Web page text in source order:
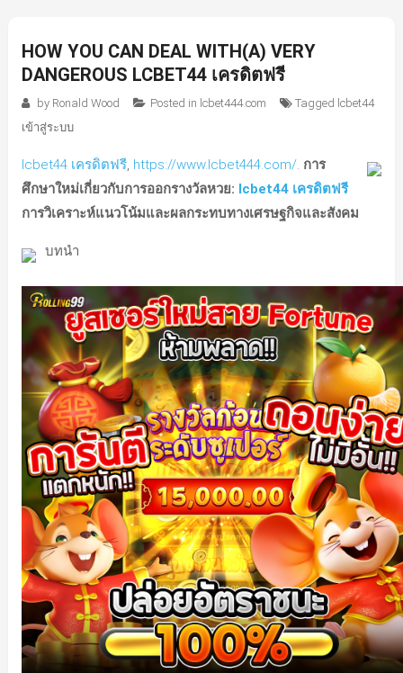
HOW YOU CAN DEAL WITH(A) VERY
DANGEROUS LCBET44 เครดิตฟรี
by Ronald Wood Posted in lcbet444.com Tagged lcbet44
เข้าสู่ระบบ
lcbet44 เครดิตฟรี, https://www.lcbet444.com/. การ
ศึกษาใหม่เกี่ยวกับการออกรางวัลหวย: lcbet44 เครดิตฟรี
การวิเคราะห์แนวโน้มและผลกระทบทางเศรษฐกิจและสังคม
บทนำ